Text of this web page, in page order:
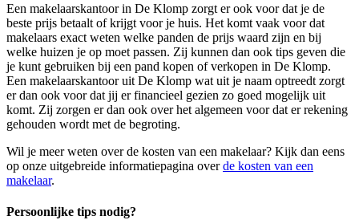
Een makelaarskantoor in De Klomp zorgt er ook voor dat je de
beste prijs betaalt of krijgt voor je huis. Het komt vaak voor dat
makelaars exact weten welke panden de prijs waard zijn en bij
welke huizen je op moet passen. Zij kunnen dan ook tips geven die
je kunt gebruiken bij een pand kopen of verkopen in De Klomp.
Een makelaarskantoor uit De Klomp wat uit je naam optreedt zorgt
er dan ook voor dat jij er financieel gezien zo goed mogelijk uit
komt. Zij zorgen er dan ook over het algemeen voor dat er rekening
gehouden wordt met de begroting.
Wil je meer weten over de kosten van een makelaar? Kijk dan eens
op onze uitgebreide informatiepagina overde kosten van een
makelaar.
Persoonlijke tips nodig?